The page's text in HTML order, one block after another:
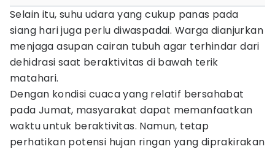
Selain itu, suhu udara yang cukup panas pada
siang hari juga perlu diwaspadai. Warga dianjurkan
menjaga asupan cairan tubuh agar terhindar dari
dehidrasi saat beraktivitas di bawah terik
matahari.
Dengan kondisi cuaca yang relatif bersahabat
pada Jumat, masyarakat dapat memanfaatkan
waktu untuk beraktivitas. Namun, tetap
perhatikan potensi hujan ringan yang diprakirakan